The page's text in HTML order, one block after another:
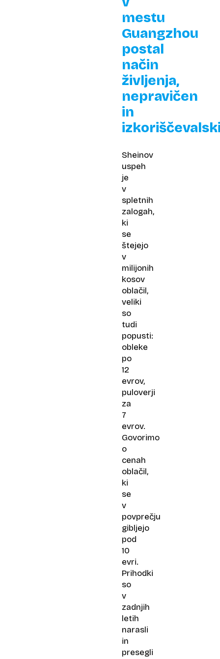
mestu
Guangzhou
postal
način
življenja,
nepravičen
in
Sheinov
uspeh
je
v
spletnih
zalogah,
ki
se
štejejo
v
milijonih
kosov
oblačil,
veliki
so
tudi
popusti:
obleke
po
12
evrov,
puloverji
za
7
evrov.
Govorimo
o
cenah
oblačil,
ki
se
v
povprečju
gibljejo
pod
10
evri.
Prihodki
so
v
zadnjih
letih
narasli
in
presegli